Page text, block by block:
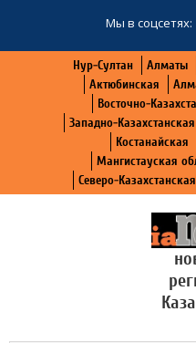
Мы в соцсетях:
Нур-Султан Алматы
Актюбинская
Восточно-
Западно-Казахстанская
Костанайская
Мангистауская
Северо-Казахстанская